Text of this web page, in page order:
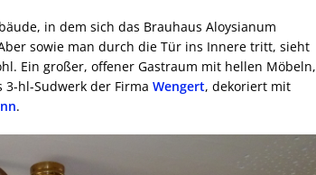
in dem sich das Brauhaus Aloysianum
sowie man durch die Tür ins Innere tritt, sieht
Ein großer, offener Gastraum mit hellen Möbeln,
hl-Sudwerk der Firma Wengert, dekoriert mit
.